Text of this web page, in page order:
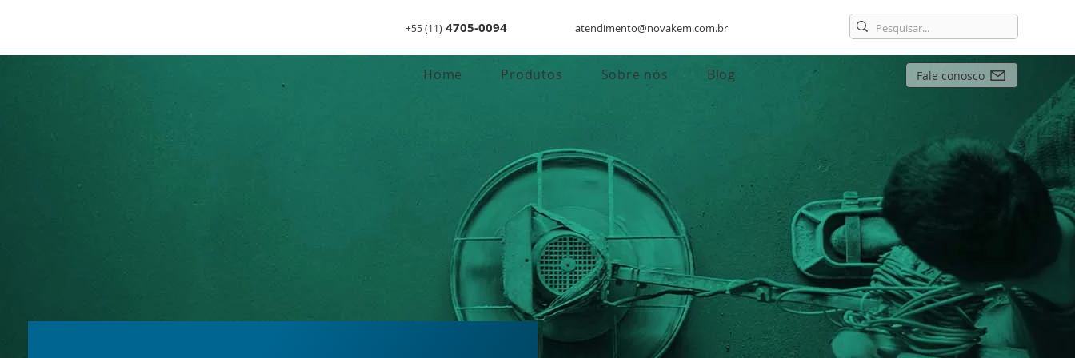
+55 (11) 4705-0094 atendimento@novakem.com.br
Home Produtos Sobre nós Blog Fale conosco